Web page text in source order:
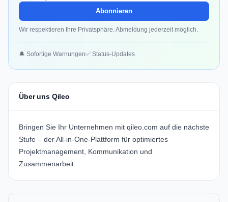
Abonnieren
Wir respektieren Ihre Privatsphäre. Abmeldung jederzeit möglich.
🔔 Sofortige Warnungen✅ Status-Updates
Über uns Qileo
Bringen Sie Ihr Unternehmen mit qileo.com auf die nächste
Stufe – der All-in-One-Plattform für optimiertes
Projektmanagement, Kommunikation und
Zusammenarbeit.